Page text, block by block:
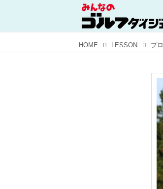
HOME LESSON